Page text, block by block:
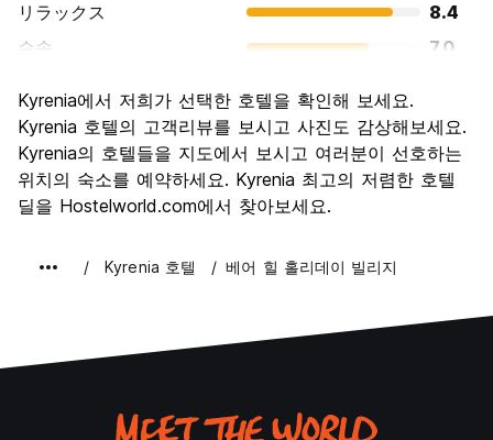
リラックス
8.4
수송
7.0
문화
8.5
나이트 라이프
7.3
가격 대비 만족도
8.1
Kyrenia에서 저희가 선택한 호텔을 확인해 보세요.
Kyrenia 호텔의 고객리뷰를 보시고 사진도 감상해보세요.
Kyrenia의 호텔들을 지도에서 보시고 여러분이 선호하는
위치의 숙소를 예약하세요. Kyrenia 최고의 저렴한 호텔
딜을 Hostelworld.com에서 찾아보세요.
Kyrenia 호텔 베어 힐 홀리데이 빌리지